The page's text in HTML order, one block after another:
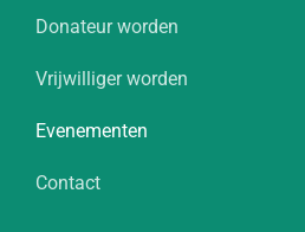
Donateur worden
Vrijwilliger worden
Evenementen
Contact